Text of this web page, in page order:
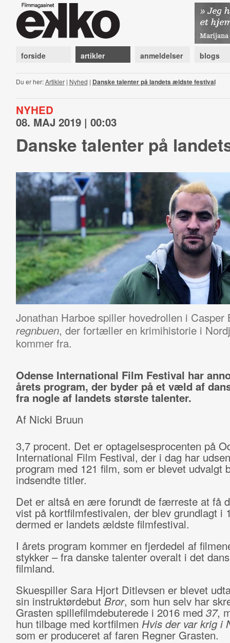
forside artikler anmeldelser blogs
Du er her:Artikler| Nyhed | Danske talenter på landets ældste festival
NYHED
08. MAJ 2019 | 00:03
Danske talenter på
Jonathan Harboe spiller hovedrollen i
regnbuen, der fortæller en krimihistorie i
kommer fra.
Odense International Film Festival har
årets program, der byder på et væld af
fra nogle af landets største talenter.
Af Nicki Bruun
3,7 procent. Det er optagelsesprocenten på
International Film Festival, der i dag har
program med 121 film, som er blevet udvalgt
indsendte titler.
Det er altså en ære forundt de færreste at få
vist på kortfilmfestivalen, der blev grundlagt i
dermed er landets ældste filmfestival.
I årets program kommer en fjerdedel af
stykker – fra danske talenter overalt i det
filmland.
Skuespiller Sara Hjort Ditlevsen er blevet
sin instruktørdebutBror, som hun selv har
Grasten spillefilmdebuterede i 2016 med 37,
hun tilbage med kortfilmen Hvis der var krig i
som er produceret af faren Regner Grasten.